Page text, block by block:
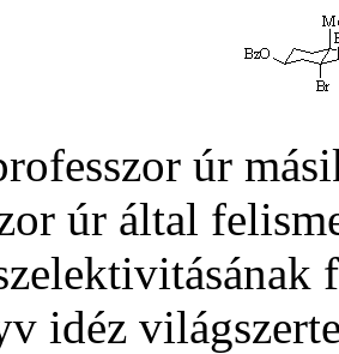
úr
úr által
idéz